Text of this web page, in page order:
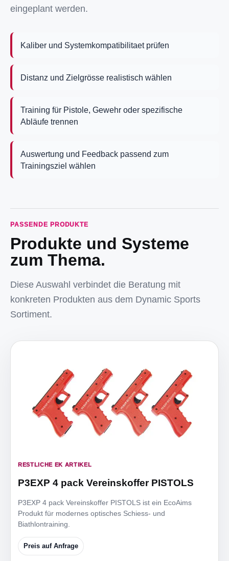
eingeplant werden.
Kaliber und Systemkompatibilitaet prüfen
Distanz und Zielgrösse realistisch wählen
Training für Pistole, Gewehr oder spezifische
Abläufe trennen
Auswertung und Feedback passend zum
Trainingsziel wählen
PASSENDE PRODUKTE
Produkte und Systeme
zum Thema.
Diese Auswahl verbindet die Beratung mit
konkreten Produkten aus dem Dynamic Sports
Sortiment.
RESTLICHE EK ARTIKEL
P3EXP 4 pack Vereinskoffer PISTOLS
P3EXP 4 pack Vereinskoffer PISTOLS ist ein EcoAims
Produkt für modernes optisches Schiess- und
Biathlontraining.
Preis auf Anfrage